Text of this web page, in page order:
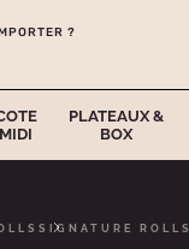
?
MIDI
PLATEAUX &
BOX
SIGNATURE ROLLS